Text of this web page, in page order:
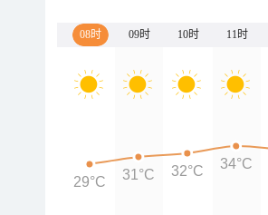
08时 09时 10时 11时
29°C 31°C 32°C 34°C